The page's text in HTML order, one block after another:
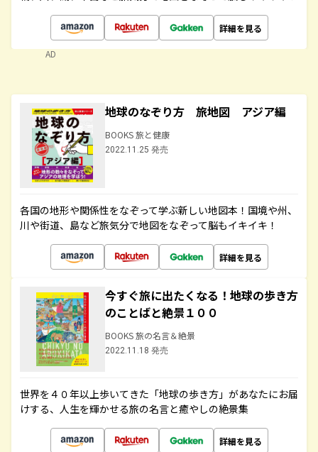
詳細を見る
AD
地球のなぞり方 旅地図 アジア編
BOOKS 旅と健康
2022.11.25 発売
各国の地形や関係性をなぞって学ぶ新しい地図本！国境や州、
川や街道、島など旅気分で地図をなぞって脳もイキイキ！
詳細を見る
今すぐ旅に出たくなる！地球の歩き方
のことばと絶景１００
BOOKS 旅の名言＆絶景
2022.11.18 発売
世界を４０年以上歩いてきた「地球の歩き方」があなたにお届
けする、人生を輝かせる旅の名言と癒やしの絶景集
詳細を見る